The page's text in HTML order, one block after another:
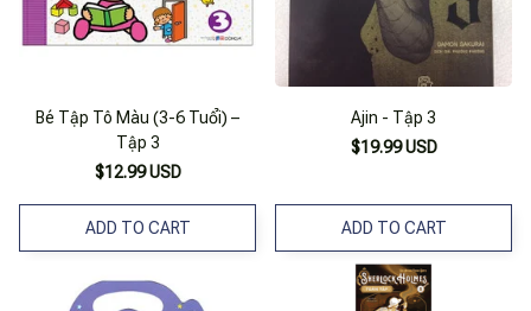
Bé Tập Tô Màu (3-6 Tuổi) –
Tập 3
$12.99 USD
ADD TO CART
Ajin - Tập 3
$19.99 USD
ADD TO CART